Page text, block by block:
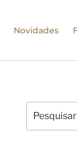
Novidades